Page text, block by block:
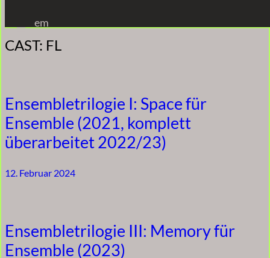
Inhalt
springen
em
CAST: FL
Ensembletrilogie I: Space für
Ensemble (2021, komplett
überarbeitet 2022/23)
12. Februar 2024
Ensembletrilogie III: Memory für
Ensemble (2023)